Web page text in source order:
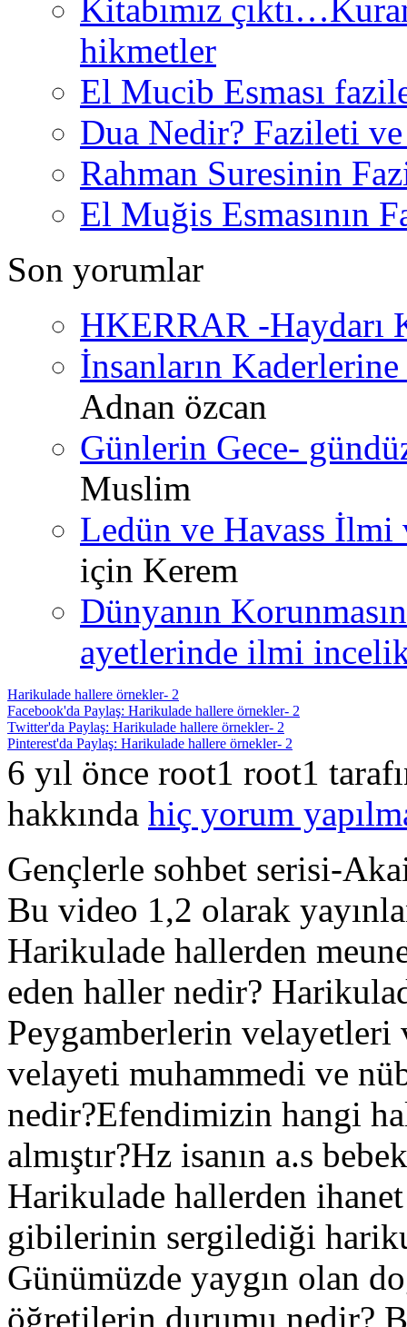
Kitabımız
hikmetler
El Mucib Esması
Dua Nedir? Fazileti
Rahman Suresinin
El Muğis Esmasının
Son yorumlar
HKERRAR -Haydarı
İnsanların
Adnan özcan
Günlerin Gece-
Muslim
Ledün ve Havass İlmi
için Kerem
Dünyanın
ayetlerinde ilmi
Harikulade hallere örnekler- 2
Facebook'da Paylaş: Harikulade hallere örnekler- 2
Twitter'da Paylaş: Harikulade hallere örnekler- 2
Pinterest'da Paylaş: Harikulade hallere örnekler- 2
6 yıl önce root1 root1
hakkında hiç yorum
Gençlerle sohbet serisi-
Bu video 1,2 olarak
Harikulade hallerden
eden haller nedir?
Peygamberlerin velayetleri
velayeti muhammedi ve
nedir?Efendimizin hangi
almıştır?Hz isanın a.s
Harikulade hallerden
gibilerinin sergilediği
Günümüzde yaygın olan
öğretilerin durumu nedir?